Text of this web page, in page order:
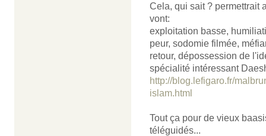
Cela, qui sait ? permettrait
vont:
exploitation basse,
peur, sodomie filmée,
retour, dépossession de
spécialité intéressant
http://blog.lefigaro.fr/
islam.html
Tout ça pour de vieux
téléguidés...